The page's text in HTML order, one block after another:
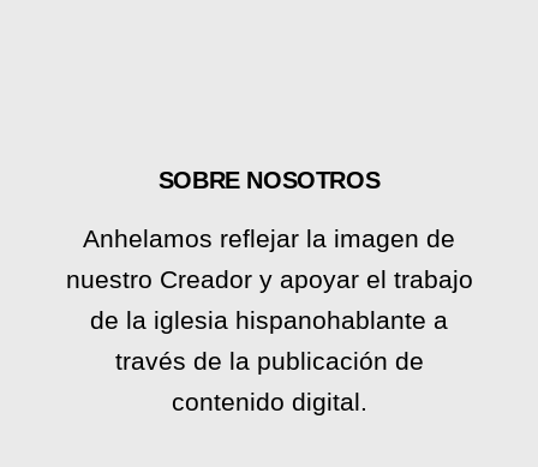
SOBRE NOSOTROS
Anhelamos reflejar la imagen de
nuestro Creador y apoyar el trabajo
de la iglesia hispanohablante a
través de la publicación de
contenido digital.